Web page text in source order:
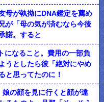
母が執拗にDNA鑑定を薦め
が「母の気が済むなら今後
諾。すると
になること。費用の一部負
うとしたら彼「絶対にやめ
と思ってたのに！
の顔を見に行くと顔が違